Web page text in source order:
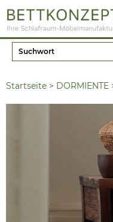
Startseite > DORMIENTE